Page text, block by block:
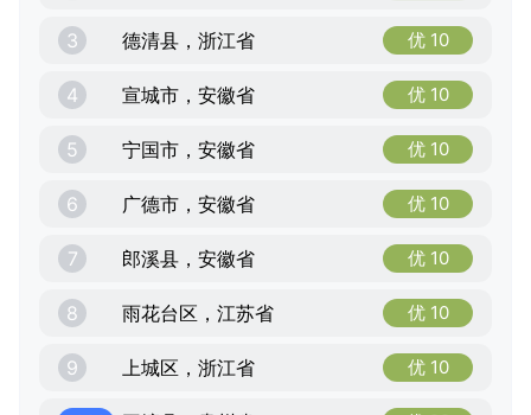
3 德清县，浙江省 优 10
4 宣城市，安徽省 优 10
5 宁国市，安徽省 优 10
6 广德市，安徽省 优 10
7 郎溪县，安徽省 优 10
8 雨花台区，江苏省 优 10
9 上城区，浙江省 优 10